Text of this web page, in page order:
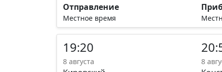
Отправление
Местное время
19:20
8 августа 8